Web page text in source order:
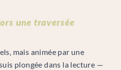
une traversée
mais animée par une
plongée dans la lecture —